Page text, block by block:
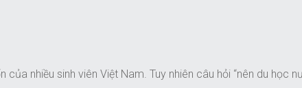
nhiều sinh viên Việt Nam. Tuy nhiên câu hỏi “nên du học